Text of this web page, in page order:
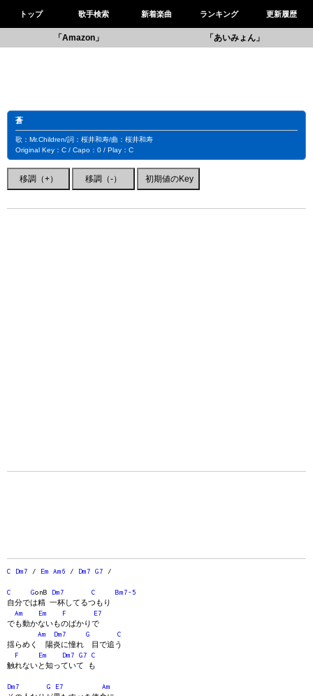
トップ 歌手検索 新着楽曲 ランキング 更新履歴
「Amazon」 「あいみょん」
蒼
歌：Mr.Children/詞：桜井和寿/曲：桜井和寿
Original Key：C / Capo：0 / Play：C
C Dm7 / Em Am6 / Dm7 G7 /
C GonB Dm7 C
Bm7-5
自分では精 一杯してるつもり
Am
Em F
E7
でも動かないものばかりで
Am
Dm7 G
C
揺らめく 陽炎に憧れ 目で追う
F
Em Dm7 G7
C
触れないと知っていて も
Dm7 G E7
Am